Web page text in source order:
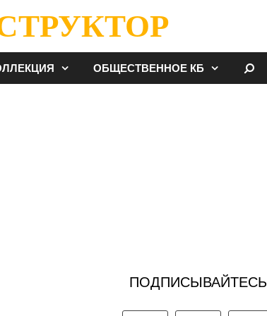
ОБЩЕСТВЕННОЕ КБ
ПОДПИСЫВАЙТЕСЬ